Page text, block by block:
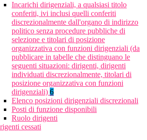
Incarichi dirigenziali, a qualsiasi titolo
conferiti, ivi inclusi quelli conferiti
discrezionalmente dall'organo di indirizzo
politico senza procedure pubbliche di
selezione e titolari di posizione
organizzativa con funzioni dirigenziali (da
pubblicare in tabelle che distinguano le
seguenti situazioni: dirigenti, dirigenti
individuati discrezionalmente, titolari di
posizione organizzativa con funzioni
dirigenziali) 6
Elenco posizioni dirigenziali discrezionali
Posti di funzione disponibili
Ruolo dirigenti
cessati